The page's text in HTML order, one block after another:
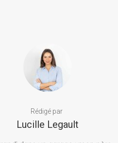
Rédigé par
Lucille Legault